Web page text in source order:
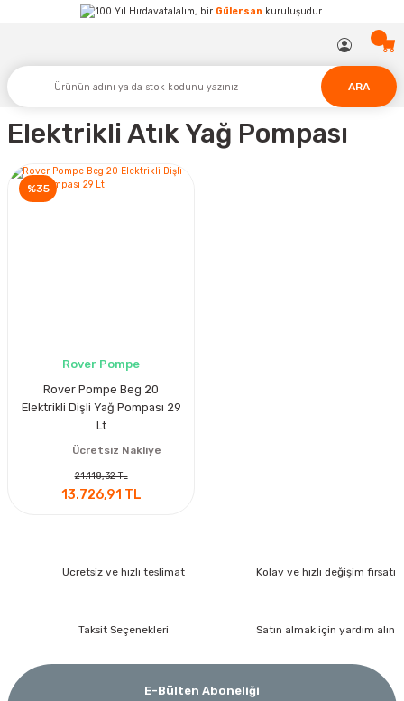
Hırdavatalalım, bir Gülersan kuruluşudur.
ARA
Elektrikli Atık Yağ Pompası
%35
Rover Pompe
Rover Pompe Beg 20
Elektrikli Dişli Yağ Pompası 29
Lt
Ücretsiz Nakliye
21.118,32 TL
13.726,91 TL
Ücretsiz ve hızlı teslimat Kolay ve hızlı değişim fırsatı
Taksit Seçenekleri Satın almak için yardım alın
E-Bülten Aboneliği